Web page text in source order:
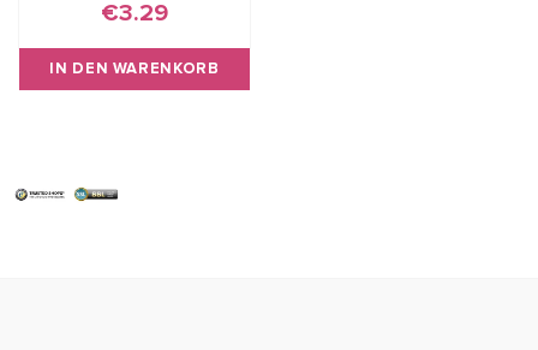
€3.29
IN DEN WARENKORB